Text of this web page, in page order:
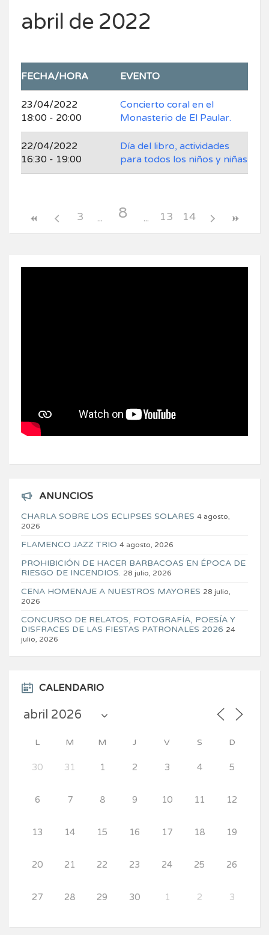
abril de 2022
FECHA/HORA EVENTO
23/04/2022
18:00 - 20:00
Concierto coral en el
Monasterio de El Paular.
22/04/2022
16:30 - 19:00
Día del libro, actividades
para todos los niños y niñas
3 8 13 14
ANUNCIOS
CHARLA SOBRE LOS ECLIPSES SOLARES 4 agosto,
2026
FLAMENCO JAZZ TRIO 4 agosto, 2026
PROHIBICIÓN DE HACER BARBACOAS EN ÉPOCA DE
RIESGO DE INCENDIOS. 28 julio, 2026
CENA HOMENAJE A NUESTROS MAYORES 28 julio,
2026
CONCURSO DE RELATOS, FOTOGRAFÍA, POESÍA Y
DISFRACES DE LAS FIESTAS PATRONALES 2026 24
julio, 2026
CALENDARIO
L M M J V S D
30 31 1 2 3 4 5
6 7 8 9 10 11 12
13 14 15 16 17 18 19
20 21 22 23 24 25 26
27 28 29 30 1 2 3